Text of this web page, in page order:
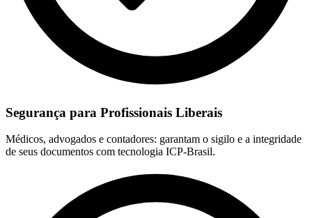
Segurança para Profissionais Liberais
Médicos, advogados e contadores: garantam o sigilo e a integridade
de seus documentos com tecnologia ICP-Brasil.